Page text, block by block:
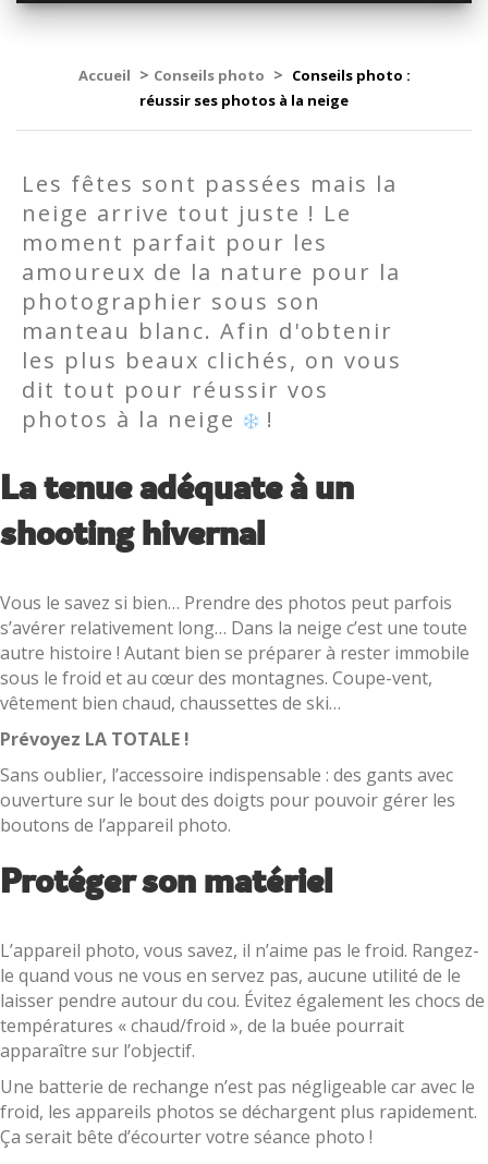
Accueil > Conseils photo > Conseils photo :
réussir ses photos à la neige
Les fêtes sont passées mais la
neige arrive tout juste ! Le
moment parfait pour les
amoureux de la nature pour la
photographier sous son
manteau blanc. Afin d'obtenir
les plus beaux clichés, on vous
dit tout pour réussir vos
photos à la neige
!
La tenue adéquate à un
shooting hivernal
Vous le savez si bien… Prendre des photos peut parfois
s’avérer relativement long… Dans la neige c’est une toute
autre histoire ! Autant bien se préparer à rester immobile
sous le froid et au cœur des montagnes. Coupe-vent,
vêtement bien chaud, chaussettes de ski…
Prévoyez LA TOTALE !
Sans oublier, l’accessoire indispensable : des gants avec
ouverture sur le bout des doigts pour pouvoir gérer les
boutons de l’appareil photo.
Protéger son matériel
L’appareil photo, vous savez, il n’aime pas le froid. Rangez-
le quand vous ne vous en servez pas, aucune utilité de le
laisser pendre autour du cou. Évitez également les chocs de
températures « chaud/froid », de la buée pourrait
apparaître sur l’objectif.
Une batterie de rechange n’est pas négligeable car avec le
froid, les appareils photos se déchargent plus rapidement.
Ça serait bête d’écourter votre séance photo !